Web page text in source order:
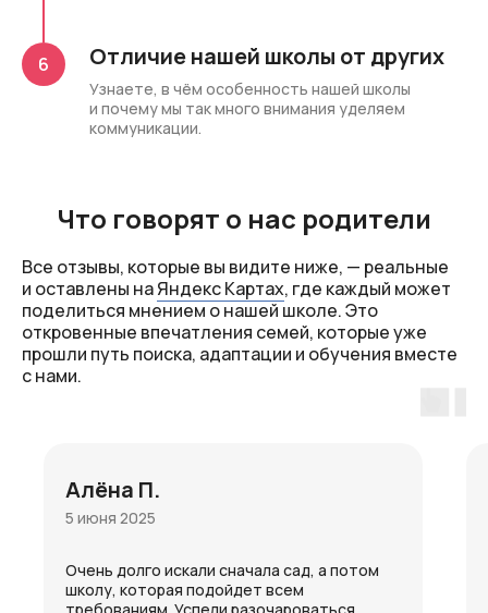
Отличие нашей школы от других
Узнаете, в чём особенность нашей школы
и почему мы так много внимания уделяем
коммуникации.
Что говорят о нас родители
Все отзывы, которые вы видите ниже, — реальные
и оставлены наЯндекс Картах, где каждый может
поделиться мнением о нашей школе. Это
откровенные впечатления семей, которые уже
прошли путь поиска, адаптации и обучения вместе
с нами.
Алёна П.
5 июня 2025
Очень долго искали сначала сад, а потом
школу, которая подойдет всем